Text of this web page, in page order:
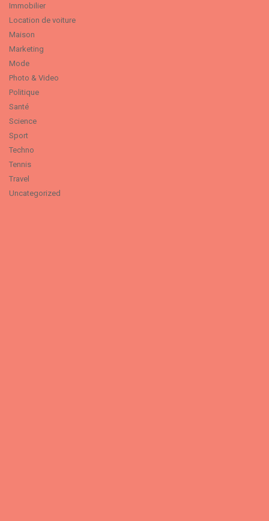
Immobilier
Location de voiture
Maison
Marketing
Mode
Photo & Video
Politique
Santé
Science
Sport
Techno
Tennis
Travel
Uncategorized